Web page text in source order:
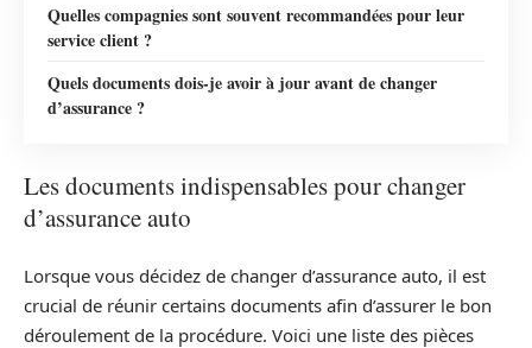
Quelles compagnies sont souvent recommandées pour leur
service client ?
Quels documents dois-je avoir à jour avant de changer
d’assurance ?
Les documents indispensables pour changer
d’assurance auto
Lorsque vous décidez de changer d’assurance auto, il est
crucial de réunir certains documents afin d’assurer le bon
déroulement de la procédure. Voici une liste des pièces